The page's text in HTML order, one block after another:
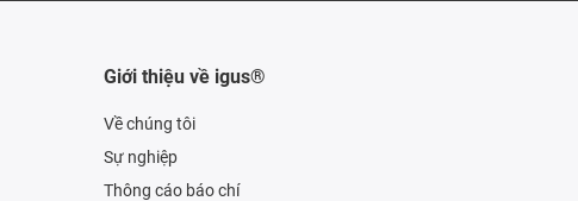
Giới thiệu về igus®
Về chúng tôi
Sự nghiệp
Thông cáo báo chí